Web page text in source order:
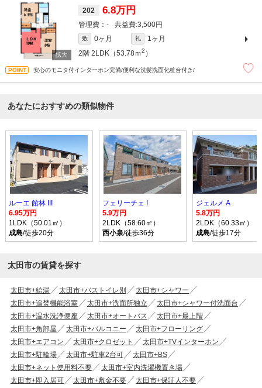
202 6.8万円
- 3,500円
敷 0ヶ月 礼
1ヶ月
2階 2LDK（53.78ｍ2 ）
安心のモニタ付インターホン完備/便利な洗髪洗面化粧台付き/
あなたにおすすめの類似物件
ルーエ 館林 III
6.95万円
1LDK（50.01㎡）
成島/徒歩20分
フェリーチェ I
5.9万円
2LDK（58.60㎡）
西小泉/徒歩36分
ジェルメ A
5.8万円
2LDK（60.33㎡）
成島/徒歩17分
太田市の賃貸を探す
太田市+給湯 太田市+バストイレ別
太田市+シャワー
太田市+追焚機能浴室
太田市+洗面所独立
太田市+シャワー付洗面台
太田市+温水洗浄便座
太田市+オートバス
太田市+最上階
太田市+角部屋
太田市+バルコニー
太田市+フローリング
太田市+エアコン
太田市+クロゼット
太田市+TVインターホン
太田市+駐輪場
太田市+駐車2台可
太田市+BS
太田市+ネット使用料不要
太田市+室内洗濯機置き場
太田市+即入居可
太田市+敷金不要
太田市+保証人不要